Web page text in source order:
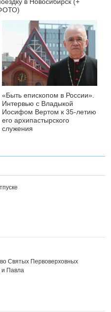
в Новосибирск (+
«Быть епископом в России».
Интервью с Владыкой
Иосифом Вертом к 35-летию
его архипастырского
служения
Святых Первоверховных
и Павла